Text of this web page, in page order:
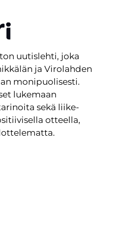
uutislehti, joka
ja Virolahden
monipuolisesti.
lukemaan
sekä liike-
otteella,